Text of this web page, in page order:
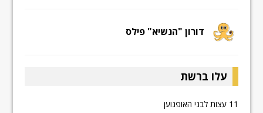
דורון "הנשיא" פילס
עלו ברשת
11 עצות לבני האופנוען